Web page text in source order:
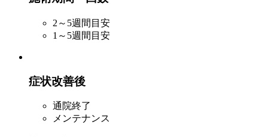
2～5週間目安
1～5週間目安
症状改善後
通院終了
メンテナンス